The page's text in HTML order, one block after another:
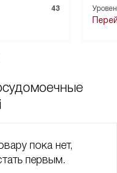
43
пока нет,
первым.